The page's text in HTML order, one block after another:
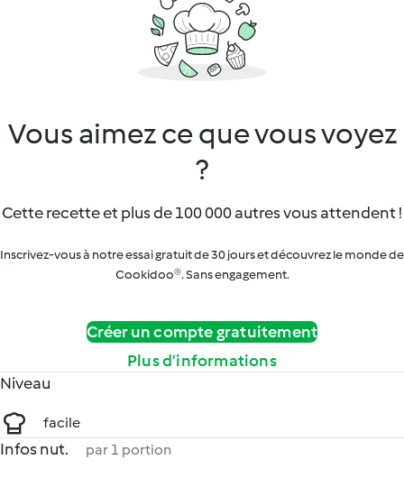
Vous aimez ce que vous voyez
?
Cette recette et plus de 100 000 autres vous attendent !
Inscrivez-vous à notre essai gratuit de 30 jours et découvrez le monde de
Cookidoo®. Sans engagement.
Créer un compte gratuitement
Plus d’informations
Niveau
facile
Infos nut. par 1 portion